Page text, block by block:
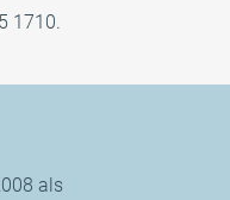
1710.
als